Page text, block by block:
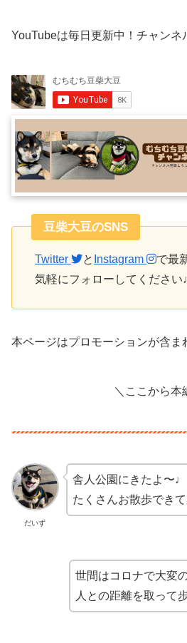
YouTubeは毎日更新中！チャンネ
豆柴大豆のSNS
Twitter と Instagram
で最
気軽にフォローしてください
本ページはプロモーションが含ま
＼ここから本
だいず
舎人公園にきたよ〜♩
たくさんお散歩でき
世間はコロナで大変
人との距離を取って